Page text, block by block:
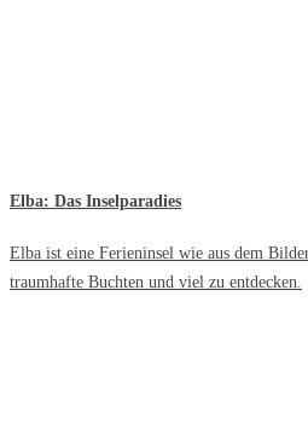
Elba: Das Inselparadies
Elba ist eine Ferieninsel wie aus dem
traumhafte Buchten und viel zu entdecken.